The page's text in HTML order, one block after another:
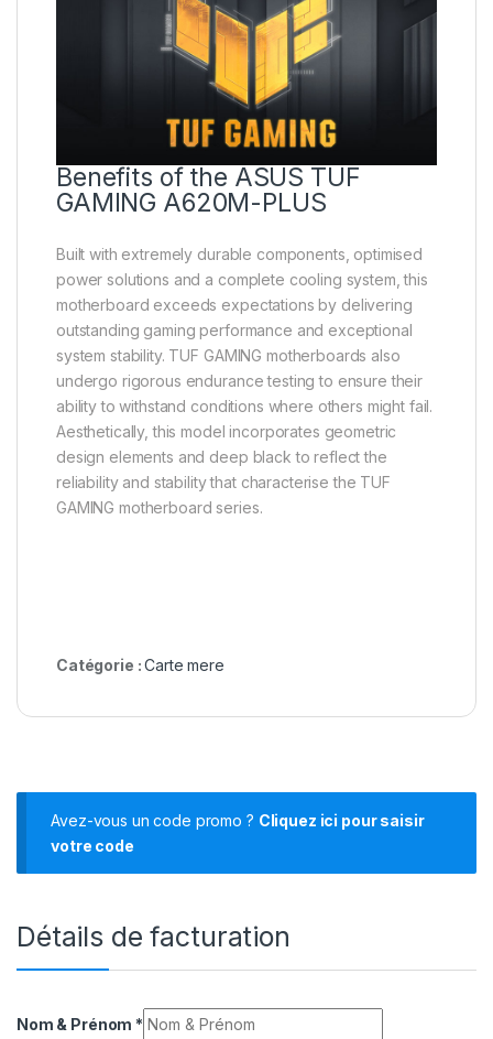
Benefits of the ASUS TUF
GAMING A620M-PLUS
Built with extremely durable components, optimised
power solutions and a complete cooling system, this
motherboard exceeds expectations by delivering
outstanding gaming performance and exceptional
system stability. TUF GAMING motherboards also
undergo rigorous endurance testing to ensure their
ability to withstand conditions where others might fail.
Aesthetically, this model incorporates geometric
design elements and deep black to reflect the
reliability and stability that characterise the TUF
GAMING motherboard series.
Catégorie :Carte mere
Avez-vous un code promo ? Cliquez ici pour saisir
votre code
Détails de facturation
Nom & Prénom *